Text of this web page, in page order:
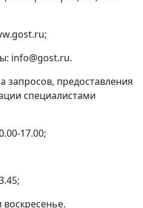
info@gost.ru.
запросов, предоставления
специалистами
17.00;